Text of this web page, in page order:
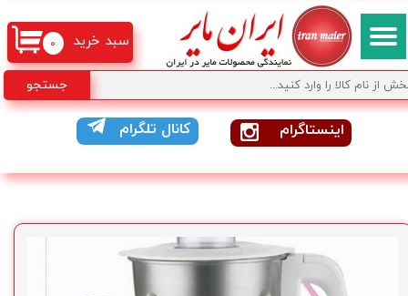
جستجو
کانال تلگرام اینستاگرام
۰ سبد خرید